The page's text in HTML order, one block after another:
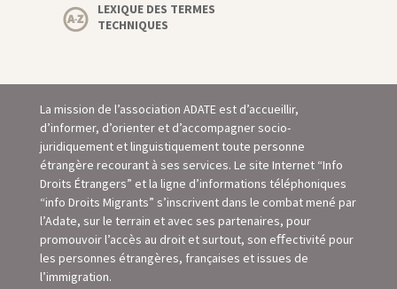
LEXIQUE DES TERMES
TECHNIQUES
La mission de l’association ADATE est d’accueillir,
d’informer, d’orienter et d’accompagner socio-
juridiquement et linguistiquement toute personne
étrangère recourant à ses services. Le site Internet “Info
Droits Étrangers” et la ligne d’informations téléphoniques
“info Droits Migrants” s’inscrivent dans le combat mené par
l’Adate, sur le terrain et avec ses partenaires, pour
promouvoir l’accès au droit et surtout, son eﬀectivité pour
les personnes étrangères, françaises et issues de
l’immigration.